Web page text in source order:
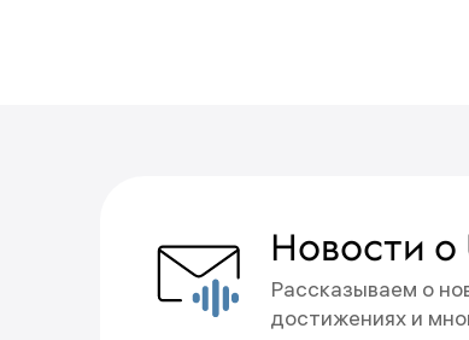
Новости о
Рассказываем о
достижениях и
Вы
Новости будут
Отменить